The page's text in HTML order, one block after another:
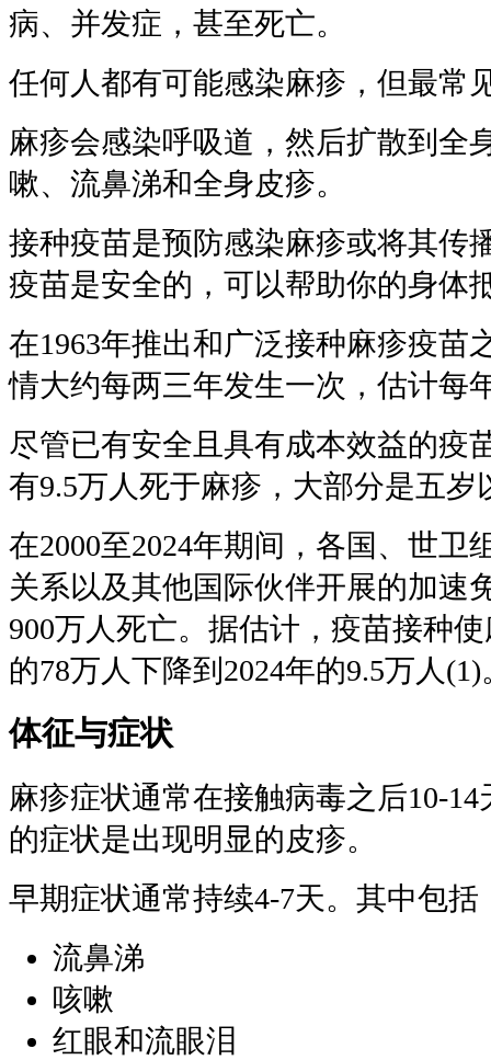
病、并发症，甚至死亡。
任何人都有可能感染麻疹，但最常
麻疹会感染呼吸道，然后扩散到全
嗽、流鼻涕和全身皮疹。
接种疫苗是预防感染麻疹或将其传
疫苗是安全的，可以帮助你的身体
在1963年推出和广泛接种麻疹疫苗
情大约每两三年发生一次，估计每
尽管已有安全且具有成本效益的疫
有9.5万人死于麻疹，大部分是五岁
在2000至2024年期间，各国、世卫
关系以及其他国际伙伴开展的加速
900万人死亡。据估计，疫苗接种
的78万人下降到2024年的9.5万人(1)
体征与症状
麻疹症状通常在接触病毒之后10-
的症状是出现明显的皮疹。
早期症状通常持续4-7天。其中包括
流鼻涕
咳嗽
红眼和流眼泪